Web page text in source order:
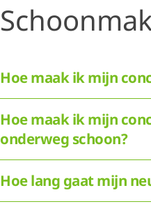
Hoe maak ik mijn
Hoe maak ik mijn
onderweg schoon?
Hoe lang gaat mijn